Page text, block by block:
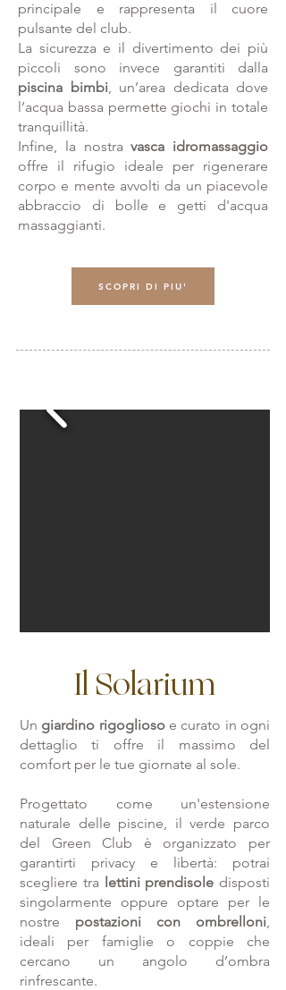
principale e rappresenta il cuore
pulsante del club.
La sicurezza e il divertimento dei più
piccoli sono invece garantiti dalla
piscina bimbi, un’area dedicata dove
l’acqua bassa permette giochi in totale
tranquillità.
Infine, la nostravasca idromassaggio
offre il rifugio ideale per rigenerare
corpo e mente avvolti da un piacevole
abbraccio di bolle e getti d'acqua
massaggianti.
SCOPRI DI PIU'
Il Solarium
Un giardino rigogliosoe curato in ogni
dettaglio ti offre il massimo del
comfort per le tue giornate al sole.
Progettato come un'estensione
naturale delle piscine, il verde parco
del Green Club è organizzato per
garantirti privacy e libertà: potrai
scegliere tra lettini prendisole disposti
singolarmente oppure optare per le
nostre postazioni con ombrelloni,
ideali per famiglie o coppie che
cercano un angolo d’ombra
rinfrescante.